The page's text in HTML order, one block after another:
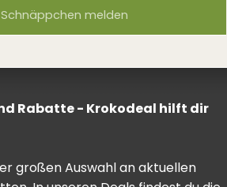
Schnäppchen melden
Rabatte - Krokodeal hilft dir
großen Auswahl an aktuellen